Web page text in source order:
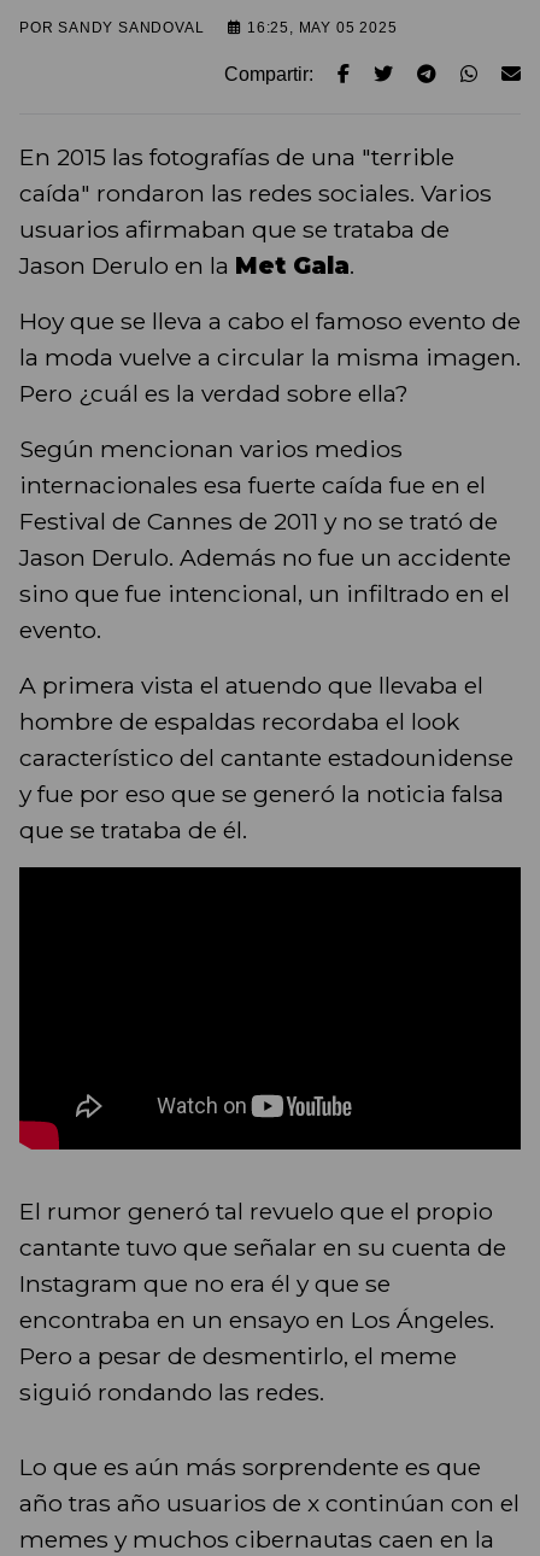
PORSANDY SANDOVAL 16:25, MAY 05 2025
Compartir:
En 2015 las fotografías de una "terrible
caída" rondaron las redes sociales. Varios
usuarios afirmaban que se trataba de
Jason Derulo en la Met Gala.
Hoy que se lleva a cabo el famoso evento de
la moda vuelve a circular la misma imagen.
Pero ¿cuál es la verdad sobre ella?
Según mencionan varios medios
internacionales esa fuerte caída fue en el
Festival de Cannes de 2011 y no se trató de
Jason Derulo. Además no fue un accidente
sino que fue intencional, un infiltrado en el
evento.
A primera vista el atuendo que llevaba el
hombre de espaldas recordaba el look
característico del cantante estadounidense
y fue por eso que se generó la noticia falsa
que se trataba de él.
El rumor generó tal revuelo que el propio
cantante tuvo que señalar en su cuenta de
Instagram que no era él y que se
encontraba en un ensayo en Los Ángeles.
Pero a pesar de desmentirlo, el meme
siguió rondando las redes.
Lo que es aún más sorprendente es que
año tras año usuarios de x continúan con el
memes y muchos cibernautas caen en la